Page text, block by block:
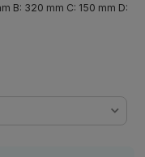
B: 320 mm C: 150 mm D: